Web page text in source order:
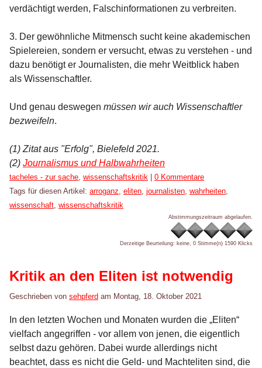
verdächtigt werden, Falschinformationen zu verbreiten.
3. Der gewöhnliche Mitmensch sucht keine akademischen
Spielereien, sondern er versucht, etwas zu verstehen - und
dazu benötigt er Journalisten, die mehr Weitblick haben
als Wissenschaftler.
Und genau deswegen müssen wir auch Wissenschaftler
bezweifeln.
(1) Zitat aus "Erfolg", Bielefeld 2021.
(2) Journalismus und Halbwahrheiten
Kategorien:
tacheles - zur sache wissenschaftskritik | 0 Kommentare
Tags für diesen Artikel: arroganz eliten journalisten wahrheiten
wissenschaft wissenschaftskritik
Abstimmungszeitraum abgelaufen.
Derzeitige Beurteilung: keine, 0 Stimme(n) 1590 Klicks
Kritik an den Eliten ist notwendig
Geschrieben von sehpferd am Montag, 18. Oktober 2021
In den letzten Wochen und Monaten wurden die „Eliten“
vielfach angegriffen - vor allem von jenen, die eigentlich
selbst dazu gehören. Dabei wurde allerdings nicht
beachtet, dass es nicht die Geld- und Machteliten sind, die